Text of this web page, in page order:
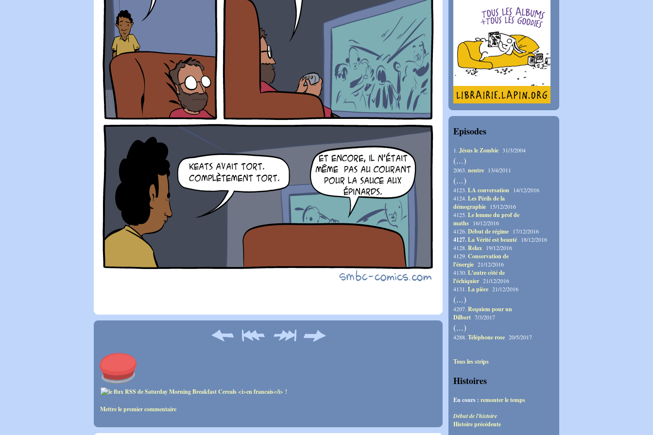
Mettre le premier commentaire
Episodes
1. Jésus le Zombie 31/3/2004
(...)
2063. neutre 13/4/2011
(...)
4123. LA conversation 14/12/2016
4124. Les Périls de la
démographie 15/12/2016
4125. Le lemme du prof de
maths 16/12/2016
4126. Début de régime 17/12/2016
4127.La Vérité est beauté
18/12/2016
4128. Relax 19/12/2016
4129. Conservation de
l'énergie 21/12/2016
4130. L'autre côté de
l'échiquier 21/12/2016
4131. La pièce 21/12/2016
(...)
4207. Requiem pour un
Dilbert 7/3/2017
(...)
4288. Téléphone rose 20/5/2017
Tous les strips
Histoires
En cours : remonter le temps
Début de l'histoire
Histoire précédente